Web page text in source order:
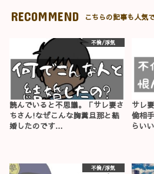
RECOMMEND こちらの記事も人気
不倫/浮気
読んでいると不思議。「サレ妻さ
ちさん!なぜこんな胸糞旦那と結
婚したのです…
サレ
倫相
らい
不倫/浮気